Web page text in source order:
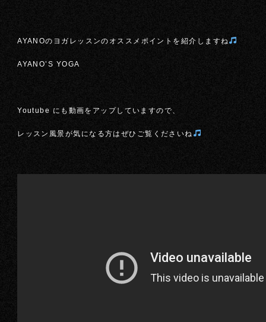
AYANOのヨガレッスンのオススメポイントを紹介しますね
AYANO’S YOGA
Youtube にも動画をアップしていますので、
レッスン風景が気になる方はぜひご覧くださいね